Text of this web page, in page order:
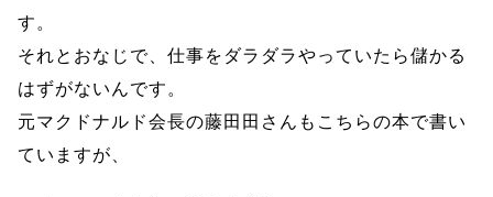
す。
それとおなじで、仕事をダラダラやっていたら儲かる
はずがないんです。
元マクドナルド会長の藤田田さんもこちらの本で書い
ていますが、